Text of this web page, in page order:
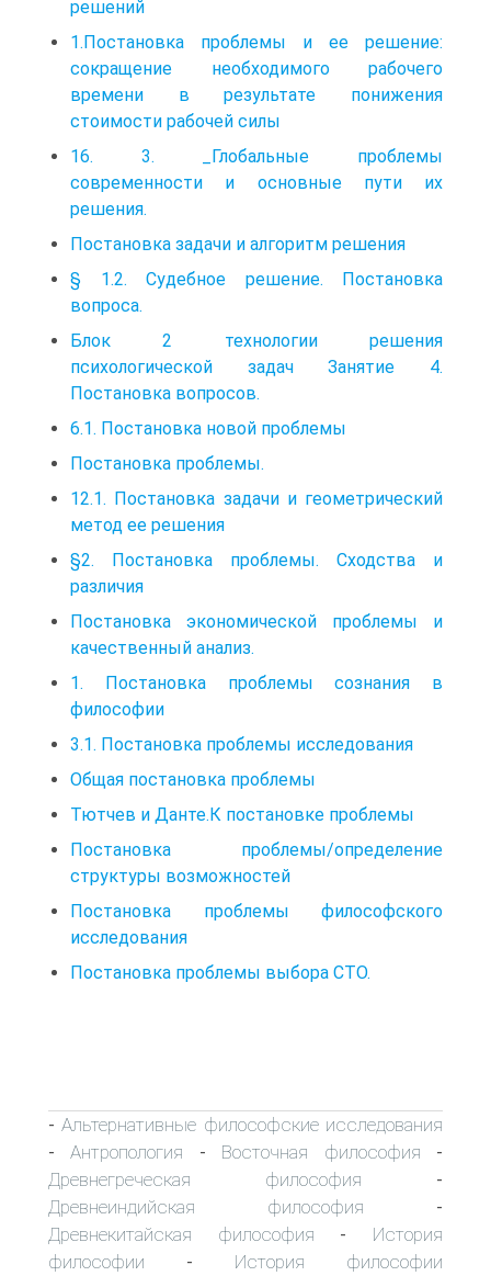
решений
1.Постановка проблемы и ее решение:
сокращение необходимого рабочего
времени в результате понижения
стоимости рабочей силы
16. 3. _Глобальные проблемы
современности и основные пути их
решения.
Постановка задачи и алгоритм решения
§ 1.2. Судебное решение. Постановка
вопроса.
Блок 2 технологии решения
психологической задач Занятие 4.
Постановка вопросов.
6.1. Постановка новой проблемы
Постановка проблемы.
12.1. Постановка задачи и геометрический
метод ее решения
§2. Постановка проблемы. Сходства и
различия
Постановка экономической проблемы и
качественный анализ.
1. Постановка проблемы сознания в
философии
3.1. Постановка проблемы исследования
Общая постановка проблемы
Тютчев и Данте.К постановке проблемы
Постановка проблемы/определение
структуры возможностей
Постановка проблемы философского
исследования
Постановка проблемы выбора СТО.
-Альтернативные философские исследования
-Антропология - Восточная философия -
Древнегреческая философия -
Древнеиндийская философия -
Древнекитайская философия - История
философии - История философии